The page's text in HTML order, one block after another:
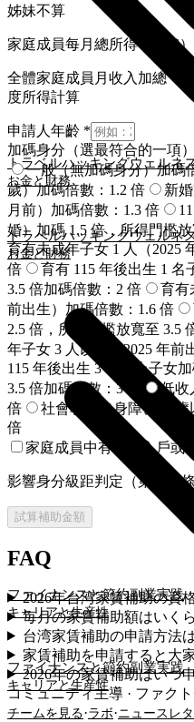
トラベルハッキングウェルネ
お金と財務
ファイナンスと節約副業実践
キャリアと生産性
トラベルハッキングウェルネ
お金と財務
ファイナンスと節約副業実践
キャリアと生産性
姊妹不算
家庭成員每月總所得（NT$）
全體家庭成員月收入加總 ÷
度所得計算
申請人年齡 *
加碼身分（選最符合的一項）
一般（無加碼身分）加碼
歲）加碼倍數： 1.2 倍
新
月前） 加碼倍數： 1.3 倍
婚） 加碼 1.5 倍，所得門檻
育有未成年子女 1 人（2025
倍
育有 115 年後出生 1 名
3.5 倍加碼倍數： 2 倍
育有
前出生） 加碼倍數： 1.6 倍
2.5 倍，所得門檻放寬至 3.5
年子女 3 人以上（2025 年前
115 年後出生 3 名以上子女
3.5 倍加碼倍數：3 倍 低收
倍
社會弱勢（身障、65 歲
倍
家庭成員中有低收入戶或
影響身分級距判定（第一級
試算補助金額
FAQ
2026年台湾家賃補助の資
毎月の家賃補助額はいく
台湾家賃補助の申請方法
家賃補助を申請すると大
2026年の家賃補助はいつ
コミュニティ主導 · ファク
チームを見る·ラボ·ニュースレ